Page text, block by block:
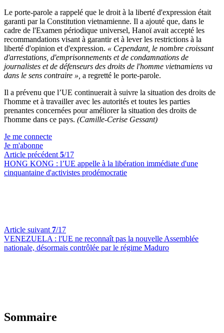
Le porte-parole a rappelé que le droit à la liberté d'expression était
garanti par la Constitution vietnamienne. Il a ajouté que, dans le
cadre de l'Examen périodique universel, Hanoï avait accepté les
recommandations visant à garantir et à lever les restrictions à la
liberté d'opinion et d'expression. « Cependant, le nombre croissant
d'arrestations, d'emprisonnements et de condamnations de
journalistes et de défenseurs des droits de l'homme vietnamiens va
dans le sens contraire », a regretté le porte-parole.
Il a prévenu que l’UE continuerait à suivre la situation des droits de
l'homme et à travailler avec les autorités et toutes les parties
prenantes concernées pour améliorer la situation des droits de
l'homme dans ce pays. (Camille-Cerise Gessant)
Je me connecte
Je m'abonne
Article précédent 5/17
HONG KONG : l’UE appelle à la libération immédiate d'une
cinquantaine d'activistes prodémocratie
Article suivant 7/17
VENEZUELA : l'UE ne reconnaît pas la nouvelle Assemblée
nationale, désormais contrôlée par le régime Maduro
Sommaire